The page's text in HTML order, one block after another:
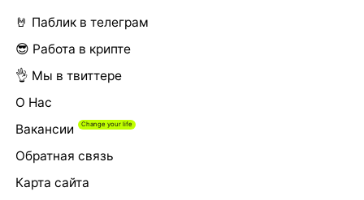
🤘 Паблик в телеграм
😎 Работа в крипте
👌 Мы в твиттере
О Нас
Вакансии
Обратная связь
Карта сайта